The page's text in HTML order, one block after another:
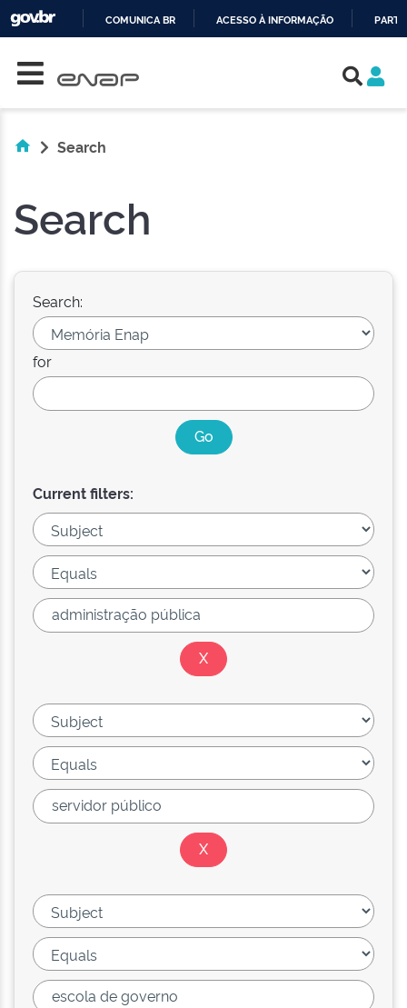
COMUNICA BR ACESSO À INFORMAÇÃO
Search
Search
Search:
for
Current filters: